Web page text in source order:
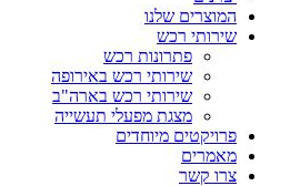
המוצרים שלנו
שירותי רכש
פתרונות רכש
שירותי רכש באירופה
שירותי רכש בארה"ב
מצגת מפעלי תעשייה
פרויקטים מיוחדים
מאמרים
צרו קשר